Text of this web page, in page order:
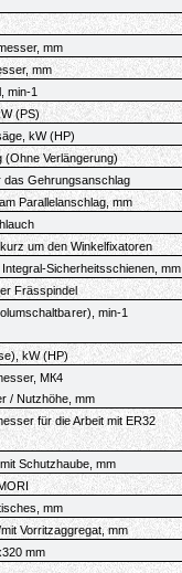
mm
mm
min-1
(PS)
kW (HP)
(Ohne Verlängerung)
das Gehrungsanschlag
Parallelanschlag, mm
um den Winkelfixatoren
Sicherheitsschienen, mm
Frässpindel
), min-1
kW (HP)
МК4
/ Nutzhöhe, mm
für die Arbeit mit ER32
Schutzhaube, mm
, mm
Vorritzaggregat, mm
mm